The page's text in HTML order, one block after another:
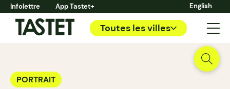
Infolettre App Tastet+ English
Toutes les villes
PORTRAIT